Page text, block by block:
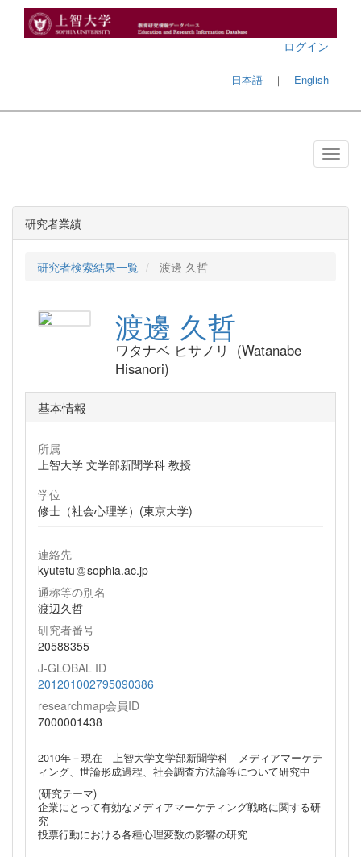
ログイン
日本語 ｜ English
研究者業績
研究者検索結果一覧 渡邊 久哲
渡邊 久哲
ワタナベ ヒサノリ (Watanabe
Hisanori)
基本情報
所属
上智大学 文学部新聞学科 教授
学位
修士（社会心理学）(東京大学)
連絡先
kyutetu
sophia.ac.jp
通称等の別名
渡辺久哲
研究者番号
20588355
J-GLOBAL ID
201201002795090386
researchmap会員ID
7000001438
2010年－現在 上智大学文学部新聞学科 メディアマーケテ
ィング、世論形成過程、社会調査方法論等について研究中
(研究テーマ)
企業にとって有効なメディアマーケティング戦略に関する研
究
投票行動における各種心理変数の影響の研究